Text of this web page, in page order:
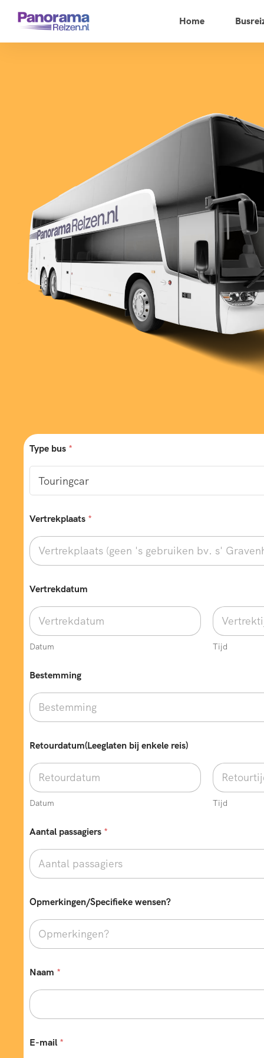
Home
Type bus *
Vertrekplaats *
Vertrekdatum
Datum Tijd
Bestemming
Retourdatum(Leeglaten bij enkele reis)
Datum Tijd
Aantal passagiers *
Opmerkingen/Specifieke wensen?
Naam *
E-mail *